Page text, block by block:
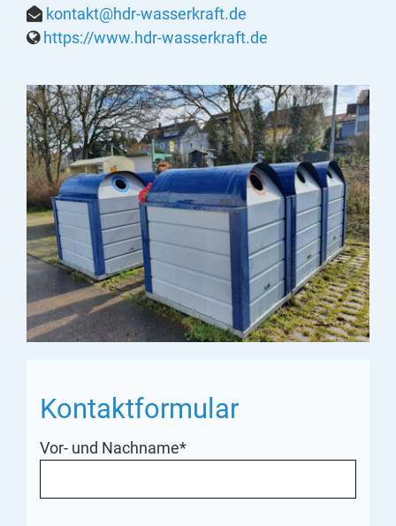
kontakt@hdr-wasserkraft.de
https://www.hdr-wasserkraft.de
Kontaktformular
Vor- und Nachname*